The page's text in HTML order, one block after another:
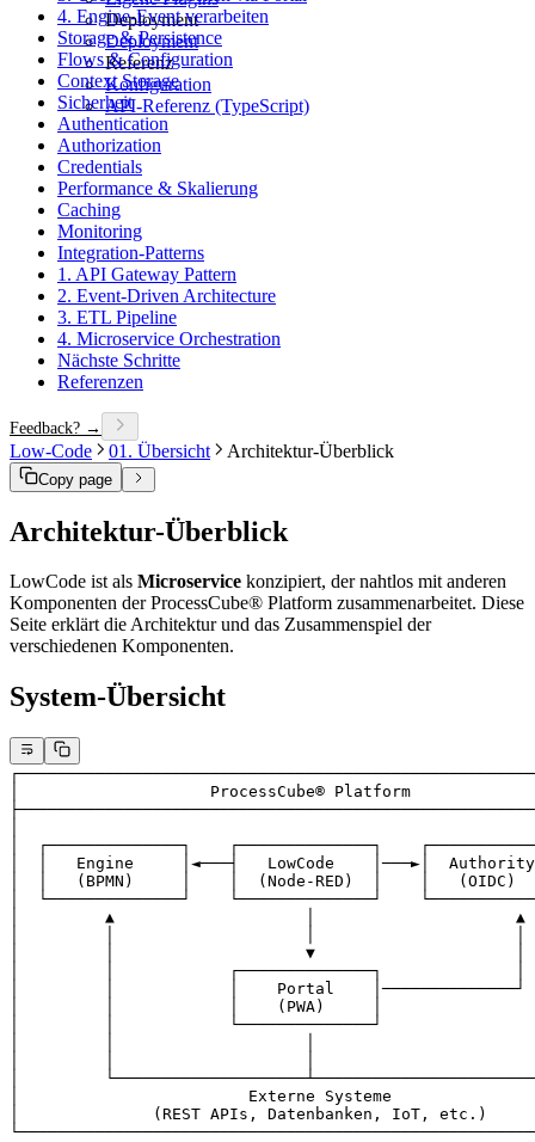
Deployment
Deployment
Referenz
Konfiguration
API-Referenz (TypeScript)
4. Engine-Event verarbeiten
Storage & Persistence
Flows & Configuration
Context Storage
Sicherheit
Authentication
Authorization
Credentials
Performance & Skalierung
Caching
Monitoring
Integration-Patterns
1. API Gateway Pattern
2. Event-Driven Architecture
3. ETL Pipeline
4. Microservice Orchestration
Nächste Schritte
Referenzen
Feedback? →
Low-Code 01. Übersicht Architektur-Überblick
Copy page
Architektur-Überblick
LowCode ist als Microservice konzipiert, der nahtlos mit anderen
Komponenten der ProcessCube® Platform zusammenarbeitet. Diese
Seite erklärt die Architektur und das Zusammenspiel der
verschiedenen Komponenten.
System-Übersicht
│                    ProcessCube® Platform
│  ┌──────────────┐    ┌──────────────┐
│  │   Engine     │◄───┤   LowCode    │───►│
│  │   (BPMN)     │    │  (Node-RED)  │    │
│  └──────────────┘    └──────────────┘
│         ▲                    │                     ▲
│         │                    ▼                     │
│         │            ┌──────────────┐
│         │            │    Portal
│         │            │    (PWA)     │
│         │            └──────────────┘
│
│                        Externe Systeme
│              (REST APIs, Datenbanken, IoT, etc.)